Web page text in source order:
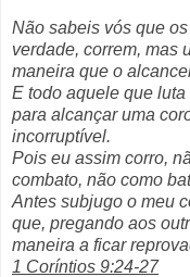
Não sabeis vós que
verdade, correm, mas
maneira que o
E todo aquele que
para alcançar uma
incorruptível.
Pois eu assim corro,
combato, não como
Antes subjugo o meu
que, pregando aos
maneira a ficar
1 Coríntios 9:24-27